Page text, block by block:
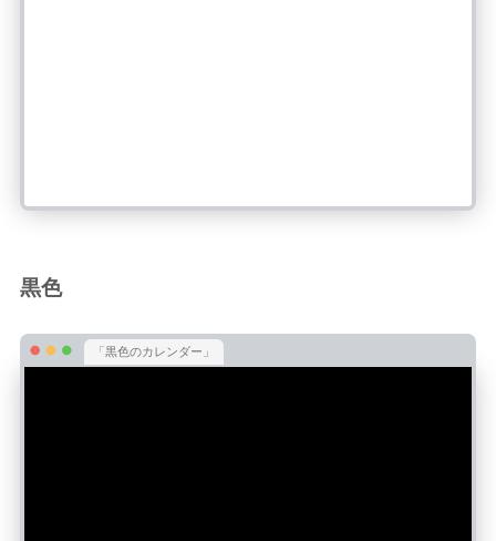
黒色
「黒色のカレンダー」